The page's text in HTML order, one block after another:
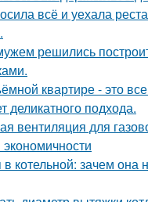
всё и уехала
решились
квартире - это
деликатного подхода.
вентиляция для
котельной: зачем она